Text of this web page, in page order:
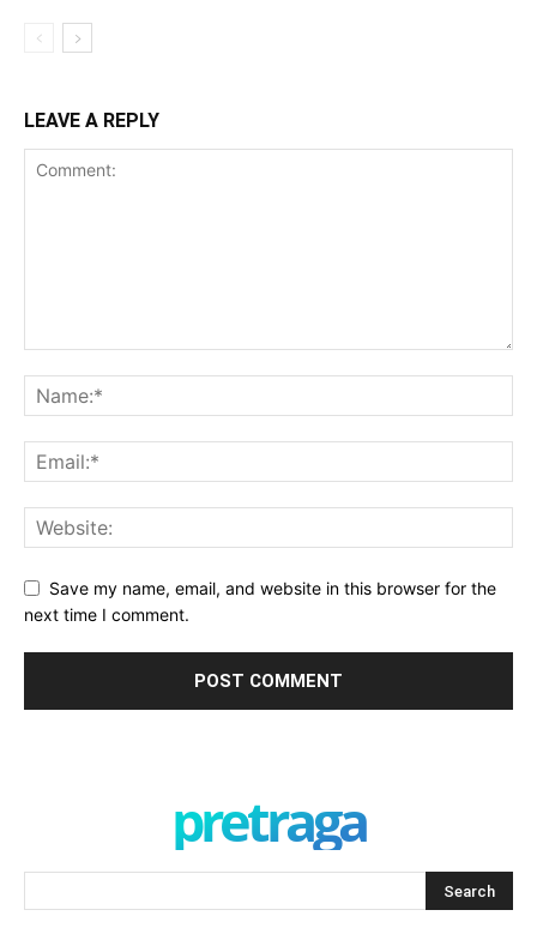
LEAVE A REPLY
Save my name, email, and website in this browser for the
next time I comment.
pretraga